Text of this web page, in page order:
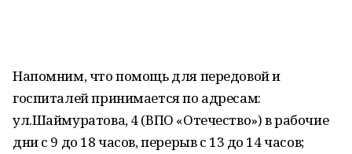
Напомним, что помощь для передовой и
госпиталей принимается по адресам:
ул.Шаймуратова, 4 (ВПО «Отечество») в рабочие
дни с 9 до 18 часов, перерыв с 13 до 14 часов;